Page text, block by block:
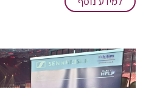
ממשלה
חדש!